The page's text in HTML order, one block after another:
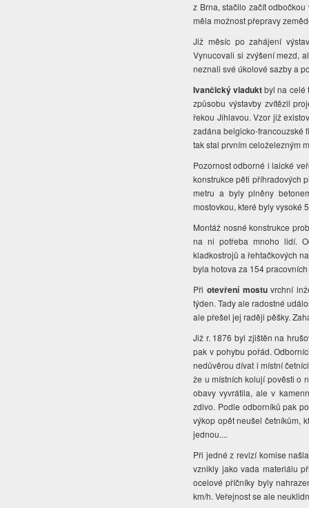
z Brna, stačilo začít
měla možnost přepravy
Již měsíc po zahájení
Vynucovali si zvýšení mezd,
neznali své úkolové sazby a
Ivančický viaduktbyl na celé
způsobu výstavby zvítězil
řekou Jihlavou. Vzor již
zadána belgicko-francouzské
tak stal prvním celoželezným
Pozornost odborné i laické
konstrukce pěti příhradových
metru a byly plněny
mostovkou, které byly vysoké
Montáž nosné konstrukce
na ni potřeba mnoho lidí.
kladkostrojů a řehtačkových
byla hotova za 154
Při otevření mostuvrchní
týden. Tady ale radostné
ale přešel jej raději pěšky.
Již r. 1876 byl zjištěn na
pak v pohybu pořád.
nedůvěrou dívat i místní
že u místních kolují pověsti o
obavy vyvrátila, ale v
zdivo. Podle odborníků pak
výkop opět neušel četníkům,
jednou....
Při jedné z revizí komise
vznikly jako vada materiálu
ocelové příčníky byly
km/h. Veřejnost se ale